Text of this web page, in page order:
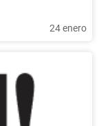
24 enero